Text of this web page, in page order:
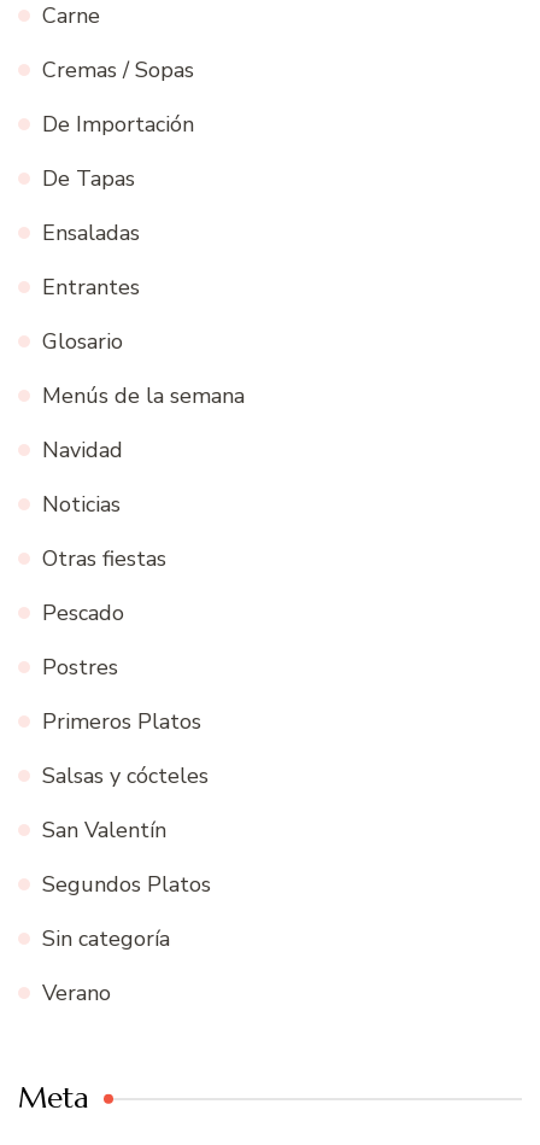
Carne
Cremas / Sopas
De Importación
De Tapas
Ensaladas
Entrantes
Glosario
Menús de la semana
Navidad
Noticias
Otras fiestas
Pescado
Postres
Primeros Platos
Salsas y cócteles
San Valentín
Segundos Platos
Sin categoría
Verano
Meta